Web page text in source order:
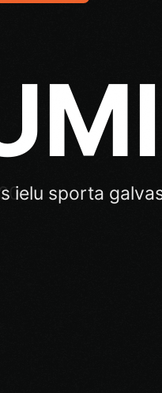
ielu sporta
Football pie